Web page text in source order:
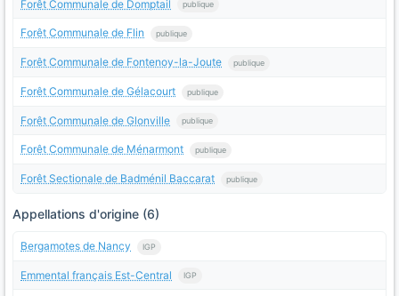
Forêt Communale de Domptail publique
Forêt Communale de Flin publique
Forêt Communale de Fontenoy-la-Joute publique
Forêt Communale de Gélacourt publique
Forêt Communale de Glonville publique
Forêt Communale de Ménarmont publique
Forêt Sectionale de Badménil Baccarat publique
Appellations d'origine (6)
Bergamotes de Nancy IGP
Emmental français Est-Central IGP